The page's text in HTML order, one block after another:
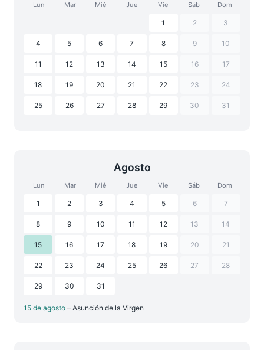
Lun Mar Mié Jue Vie Sáb Dom
1 2 3
4 5 6 7 8 9 10
11 12 13 14 15 16 17
18 19 20 21 22 23 24
25 26 27 28 29 30 31
Agosto
Lun Mar Mié Jue Vie Sáb Dom
1 2 3 4 5 6 7
8 9 10 11 12 13 14
15 16 17 18 19 20 21
22 23 24 25 26 27 28
29 30 31
15 de agosto – Asunción de la Virgen